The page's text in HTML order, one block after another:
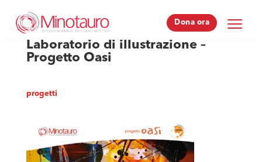
Dona ora
Dona ora
Laboratorio di illustrazione –
Progetto Oasi
progetti